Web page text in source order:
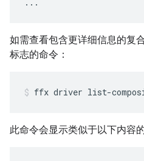
如需查看包含更详细信息的复
标志的命令：
ffx driver list-
此命令会显示类似于以下内容